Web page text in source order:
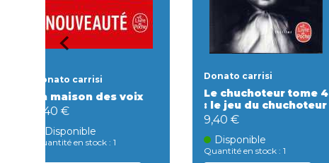
Donato carrisi
La maison des voix
9,40 €
Disponible
Quantité en stock : 1
Donato carrisi
Le chuchoteur tome 4
: le jeu du chuchoteur
9,40 €
Disponible
Quantité en stock : 1